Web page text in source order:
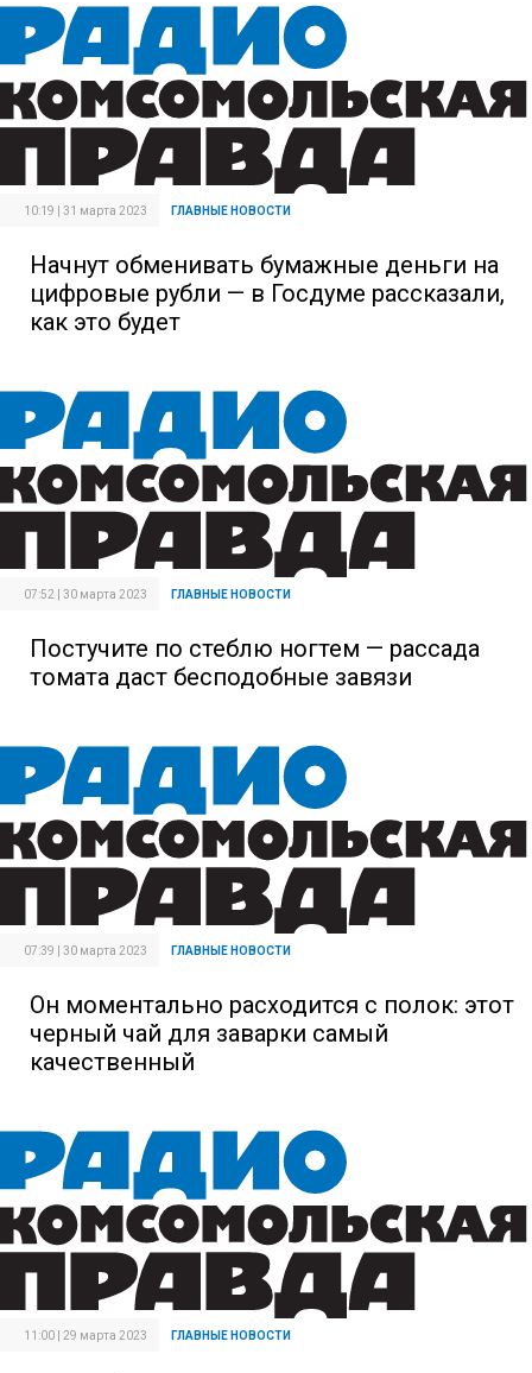
10:19 | 31 марта 2023 ГЛАВНЫЕ НОВОСТИ
Начнут обменивать бумажные деньги на
цифровые рубли — в Госдуме рассказали,
как это будет
07:52 | 30 марта 2023 ГЛАВНЫЕ НОВОСТИ
Постучите по стеблю ногтем — рассада
томата даст бесподобные завязи
07:39 | 30 марта 2023 ГЛАВНЫЕ НОВОСТИ
Он моментально расходится с полок: этот
черный чай для заварки самый
качественный
11:00 | 29 марта 2023 ГЛАВНЫЕ НОВОСТИ